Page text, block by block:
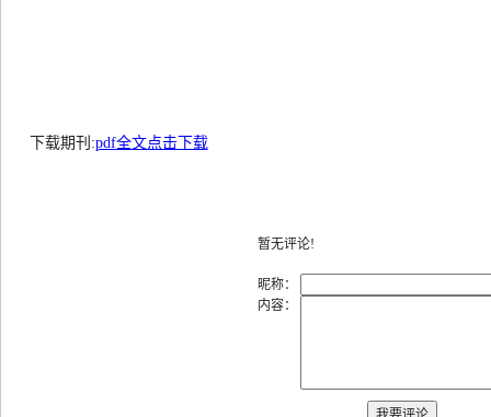
下载期刊:pdf全文点击下载
暂无评论!
昵称：
内容：